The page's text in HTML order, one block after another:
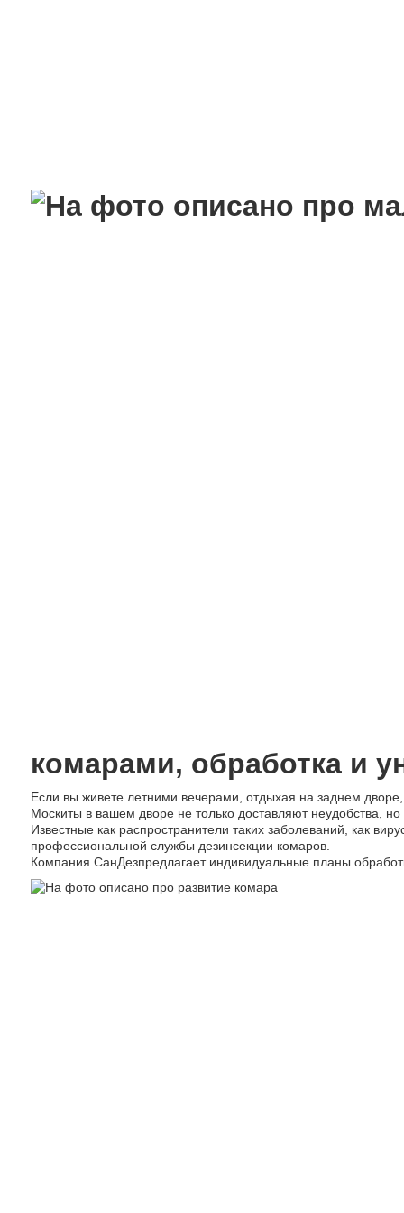
комарами, обработка и
Если вы живете летними вечерами, отдыхая на заднем
Москиты в вашем дворе не только доставляют неудобства,
Известные как распространители таких заболеваний, как
профессиональной службы дезинсекции комаров.
Компания СанДезпредлагает индивидуальные планы